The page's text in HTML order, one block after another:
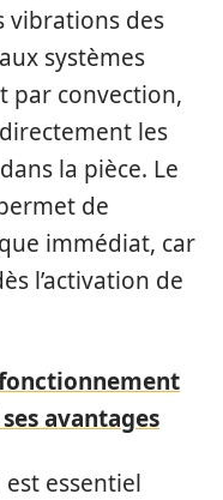
vibrations des
systèmes
par convection,
les
la pièce. Le
de
immédiat, car
l’activation de
avantages
essentiel